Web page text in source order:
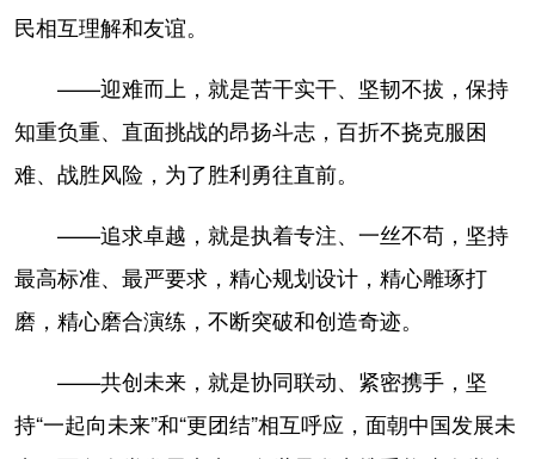
民相互理解和友谊。
——迎难而上，就是苦干实干、坚韧不拔，保持
知重负重、直面挑战的昂扬斗志，百折不挠克服困
难、战胜风险，为了胜利勇往直前。
——追求卓越，就是执着专注、一丝不苟，坚持
最高标准、最严要求，精心规划设计，精心雕琢打
磨，精心磨合演练，不断突破和创造奇迹。
——共创未来，就是协同联动、紧密携手，坚
持“一起向未来”和“更团结”相互呼应，面朝中国发展未